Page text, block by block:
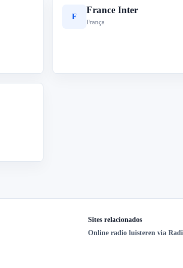
F
France Inter
França
Sites relacionados
Online radio luisteren via